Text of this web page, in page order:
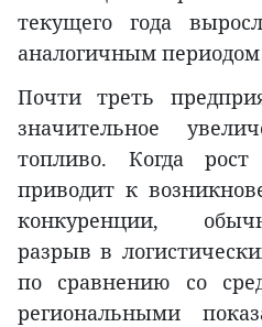
текущего года
аналогичным периодом
Почти треть
значительное
топливо. Когда
приводит к
конкуренции,
разрыв в
по сравнению со
региональными